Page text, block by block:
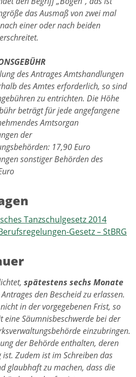
das Ausmaß von zwei mal
einer oder nach beiden
des Antrages Amtshandlungen
des Amtes erforderlich, so sind
zu entrichten. Die Höhe
beträgt für jede angefangene
Amtsorgan
der
17,90 Euro
sonstiger Behörden des
Tanzschulgesetz 2014
Gesetz – StBRG
spätestens sechs Monate
den Bescheid zu erlassen.
in der vorgegebenen Frist, so
eine Säumnisbeschwerde bei der
einzubringen.
der Behörde enthalten, deren
Zudem ist im Schreiben das
glaubhaft zu machen, dass die